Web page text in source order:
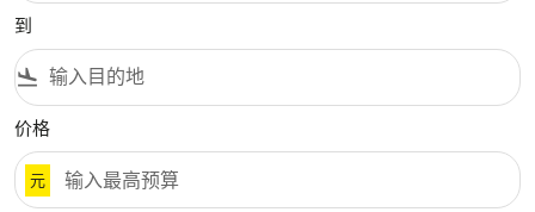
到
flight_land
价格
元